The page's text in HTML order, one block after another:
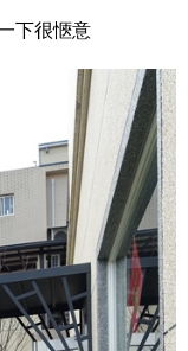
下很愜意